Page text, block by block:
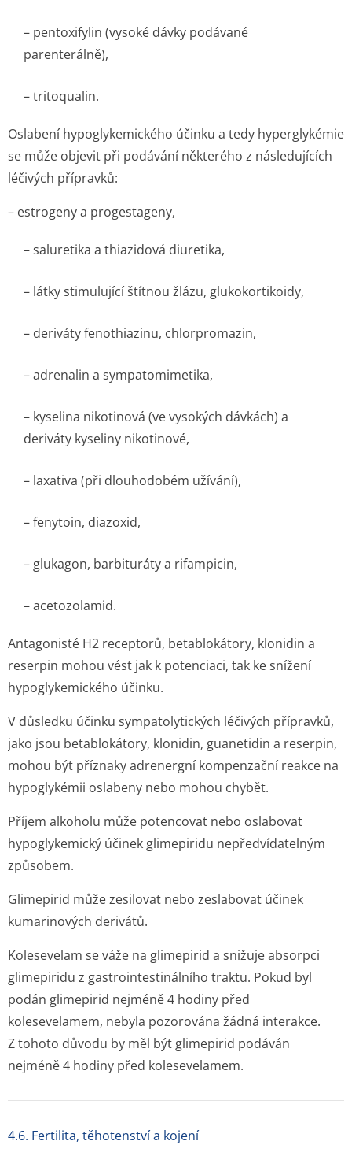
– pentoxifylin (vysoké dávky podávané
parenterálně),
– tritoqualin.
Oslabení hypoglykemického účinku a tedy hyperglykémie
se může objevit při podávání některého z následujících
léčivých přípravků:
– estrogeny a progestageny,
– saluretika a thiazidová diuretika,
– látky stimulující štítnou žlázu, glukokortikoidy,
– deriváty fenothiazinu, chlorpromazin,
– adrenalin a sympatomimetika,
– kyselina nikotinová (ve vysokých dávkách) a
deriváty kyseliny nikotinové,
– laxativa (při dlouhodobém užívání),
– fenytoin, diazoxid,
– glukagon, barbituráty a rifampicin,
– acetozolamid.
Antagonisté H2 receptorů, betablokátory, klonidin a
reserpin mohou vést jak k potenciaci, tak ke snížení
hypoglykemického účinku.
V důsledku účinku sympatolytických léčivých přípravků,
jako jsou betablokátory, klonidin, guanetidin a reserpin,
mohou být příznaky adrenergní kompenzační reakce na
hypoglykémii oslabeny nebo mohou chybět.
Příjem alkoholu může potencovat nebo oslabovat
hypoglykemický účinek glimepiridu nepředvídatelným
způsobem.
Glimepirid může zesilovat nebo zeslabovat účinek
kumarinových derivátů.
Kolesevelam se váže na glimepirid a snižuje absorpci
glimepiridu z gastrointes­tinálního traktu. Pokud byl
podán glimepirid nejméně 4 hodiny před
kolesevelamem, nebyla pozorována žádná interakce.
Z tohoto důvodu by měl být glimepirid podáván
nejméně 4 hodiny před kolesevelamem.
4.6. Fertilita, těhotenství a kojení